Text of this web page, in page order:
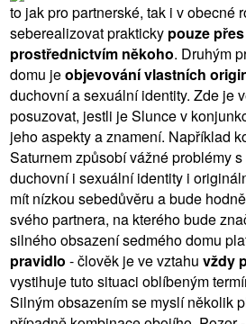
to jak pro partnerské, tak i v obecné
seberealizovat prakticky pouze
prostřednictvím někoho. Druhým
domu jeobjevování vlastních
duchovní a sexuální identity. Zde je
posuzovat, jestli je Slunce v
jeho aspekty a znamení. Například
Saturnem způsobí vážné problémy
duchovní i sexuální identity i
mít nízkou sebedůvěru a bude hodně
svého partnera, na kterého bude
silného obsazení sedmého domu
pravidlo - člověk je ve vztahu vždy
vystihuje tuto situaci oblíbeným
Silným obsazením se myslí několik